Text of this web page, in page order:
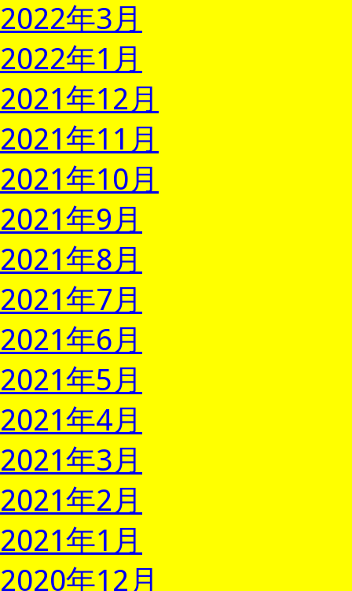
2022年3月
2022年1月
2021年12月
2021年11月
2021年10月
2021年9月
2021年8月
2021年7月
2021年6月
2021年5月
2021年4月
2021年3月
2021年2月
2021年1月
2020年12月